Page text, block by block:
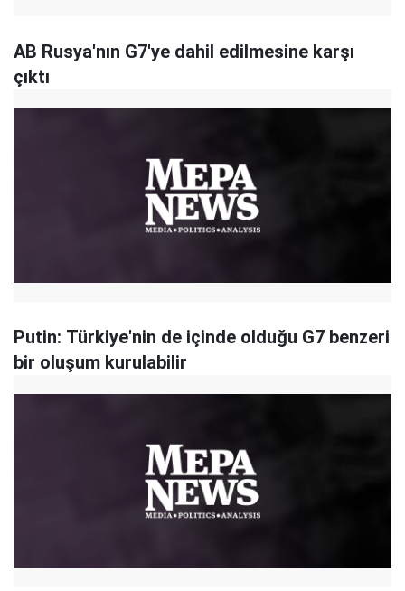
AB Rusya'nın G7'ye dahil edilmesine karşı
çıktı
Putin: Türkiye'nin de içinde olduğu G7 benzeri
bir oluşum kurulabilir